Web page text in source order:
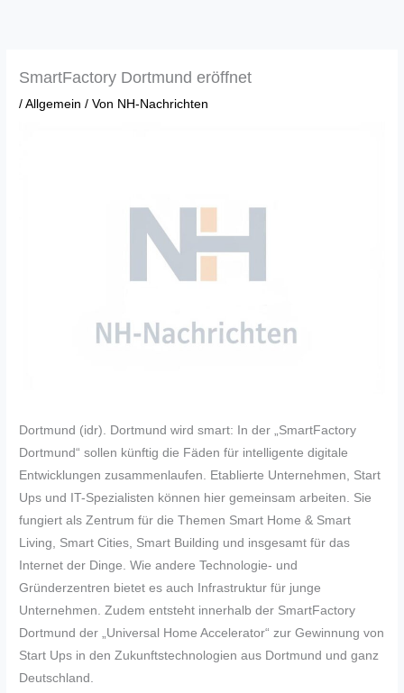
SmartFactory Dortmund eröffnet
/Allgemein / Von NH-Nachrichten
Dortmund (idr). Dortmund wird smart: In der „SmartFactory
Dortmund“ sollen künftig die Fäden für intelligente digitale
Entwicklungen zusammenlaufen. Etablierte Unternehmen, Start
Ups und IT-Spezialisten können hier gemeinsam arbeiten. Sie
fungiert als Zentrum für die Themen Smart Home & Smart
Living, Smart Cities, Smart Building und insgesamt für das
Internet der Dinge. Wie andere Technologie- und
Gründerzentren bietet es auch Infrastruktur für junge
Unternehmen. Zudem entsteht innerhalb der SmartFactory
Dortmund der „Universal Home Accelerator“ zur Gewinnung von
Start Ups in den Zukunftstechnologien aus Dortmund und ganz
Deutschland.